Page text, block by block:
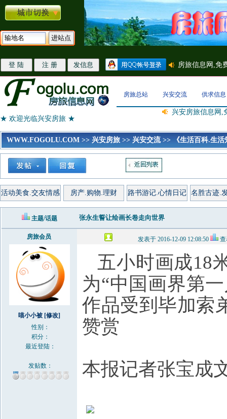
房旅总站 兴安交流 供求信息
★ 欢迎光临兴安房旅 ★
兴安房旅信息网,
WWW.FOGOLU.COM >> 兴安房旅 >> 兴安交流>> 《生活百科.生
活动美食.交友情感 房产.购物.理财 路书游记.心情日记 名胜古迹.
主题/话题 张永生誓让绘画长卷走向世界
房旅会员 发表于 2016-12-09 12:08:50
喵小小被 [修改]
性别：
积分：
最近登陆：
发贴数：
五小时画成18
为“中国画界第
作品受到毕加索
赞赏
本报记者张宝成